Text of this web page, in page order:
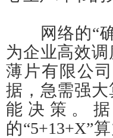
网络的“确
为企业高效
薄片有限公
据，急需强
能决策。
的“5+13+X”